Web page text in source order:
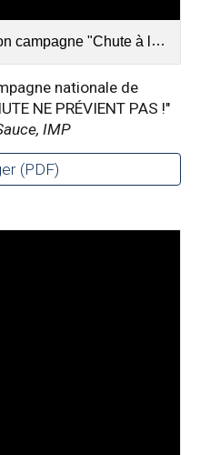
"Chute à la mer" - NO
nationale de
NE PRÉVIENT PAS !"
IMP
(PDF)